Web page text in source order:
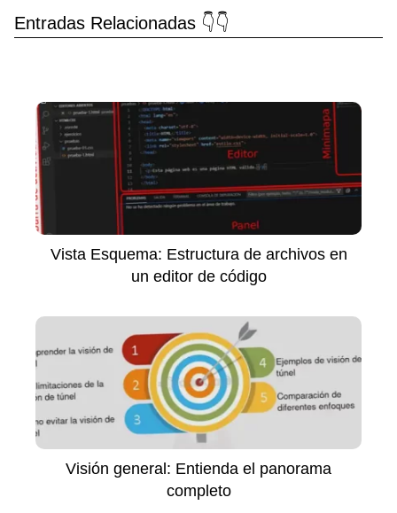
Entradas Relacionadas 👇👇
Vista Esquema: Estructura de archivos en
un editor de código
Visión general: Entienda el panorama
completo